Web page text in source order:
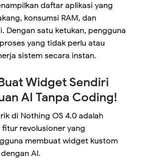
daftar aplikasi yang
konsumsi RAM, dan
Dengan satu ketukan, pengguna
yang tidak perlu atau
sistem secara instan.
Widget Sendiri
AI Tanpa Coding!
di Nothing OS 4.0 adalah
fitur revolusioner yang
membuat widget kustom
AI.